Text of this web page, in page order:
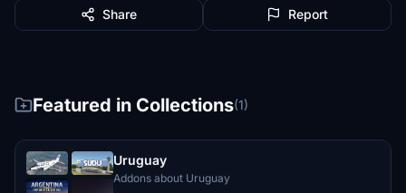
Share Report
Featured in Collections(1)
Uruguay
Addons about Uruguay